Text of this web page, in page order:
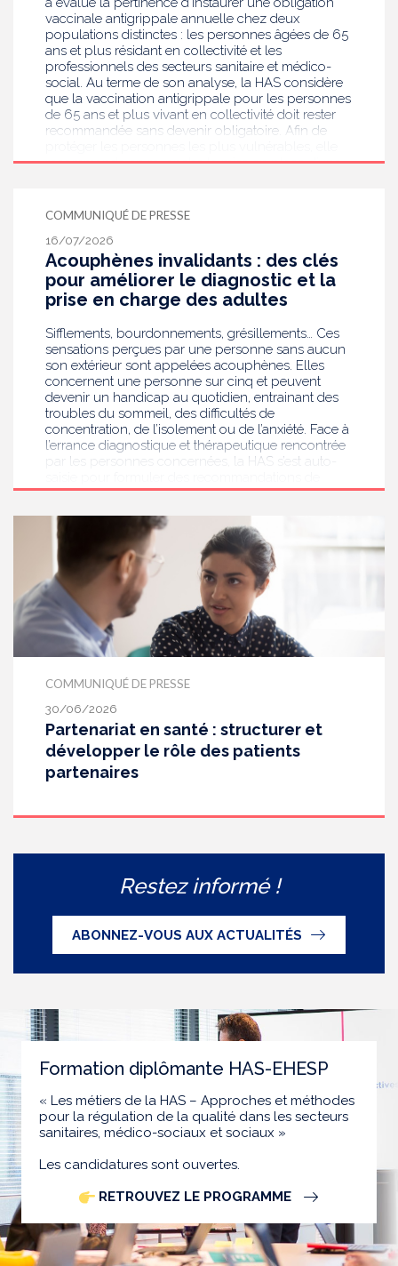
vaccinale antigrippale annuelle chez deux
populations distinctes : les personnes âgées de 65
ans et plus résidant en collectivité et les
professionnels des secteurs sanitaire et médico-
social. Au terme de son analyse, la HAS considère
que la vaccination antigrippale pour les personnes
de 65 ans et plus vivant en collectivité doit rester
recommandée sans devenir obligatoire. Afin de
recommande en revanche la mise en place d’une
pour les autres professionnels travaillant dans les
établissements de santé ou dans les
établissements médicaux sociaux hébergeant des
personnes âgées, en contact avec des personnes à
risque de grippe sévère, avec un déploiement
prioritaire en Ehpad et en USLD.
COMMUNIQUÉ DE PRESSE
16/07/2026
Acouphènes invalidants : des clés
pour améliorer le diagnostic et la
prise en charge des adultes
Sifflements, bourdonnements, grésillements… Ces
sensations perçues par une personne sans aucun
son extérieur sont appelées acouphènes. Elles
concernent une personne sur cinq et peuvent
devenir un handicap au quotidien, entrainant des
troubles du sommeil, des difficultés de
concentration, de l’isolement ou de l’anxiété. Face à
l’errance diagnostique et thérapeutique rencontrée
par les personnes concernées, la HAS s’est auto-
bonnes pratiques pour améliorer le diagnostic et
acouphènes chroniques invalidants . Elle publie
aujourd’hui ses travaux, destinés aux
professionnels de santé [1] impliqués dans le suivi
de ces patients.
COMMUNIQUÉ DE PRESSE
30/06/2026
Partenariat en santé : structurer et
développer le rôle des patients
partenaires
Restez informé !
ABONNEZ-VOUS AUX ACTUALITÉS
Formation diplômante HAS-EHESP
« Les métiers de la HAS – Approches et méthodes
pour la régulation de la qualité dans les secteurs
sanitaires, médico-sociaux et sociaux »
Les candidatures sont ouvertes.
RETROUVEZ LE PROGRAMME